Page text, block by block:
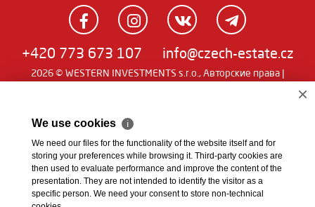
+420 773 673 107 info@czech-estate.cz
2026 © WESTERN INVESTMENTS s.r.o., Авторские права |
×
We use cookies ℹ
We need our files for the functionality of the website itself and for
storing your preferences while browsing it. Third-party cookies are
then used to evaluate performance and improve the content of the
presentation. They are not intended to identify the visitor as a
specific person. We need your consent to store non-technical